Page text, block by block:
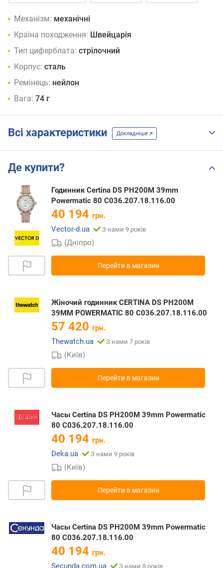
Механізм: механічні
Країна походження: Швейцарія
Тип циферблата: стрілочний
Корпус: сталь
Ремінець: нейлон
Вага: 74 г
Всі характеристики Докладніше
Де купити?
Годинник Certina DS PH200M 39mm
Powermatic 80 C036.207.18.116.00
40 194 грн.
Vector-d.ua
З нами 9 років
(Дніпро)
Перейти в магазин
Жіночий годинник CERTINA DS PH200M
39MM POWERMATIC 80 C036.207.18.116.00
57 420 грн.
Thewatch.ua
З нами 7 років
(Київ)
Перейти в магазин
Часы Certina DS PH200M 39mm Powermatic
80 C036.207.18.116.00
40 194 грн.
Deka.ua
З нами 9 років
(Київ)
Перейти в магазин
Часы Certina DS PH200M 39mm Powermatic
80 C036.207.18.116.00
40 194 грн.
Secunda.com.ua
З нами 8 років